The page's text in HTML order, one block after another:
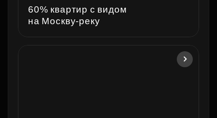
60% квартир с видом
на Москву‑реку